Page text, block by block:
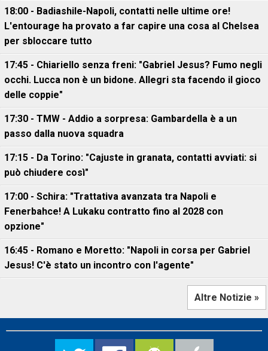
18:00 - Badiashile-Napoli, contatti nelle ultime ore!
L'entourage ha provato a far capire una cosa al Chelsea
per sbloccare tutto
17:45 - Chiariello senza freni: "Gabriel Jesus? Fumo negli
occhi. Lucca non è un bidone. Allegri sta facendo il gioco
delle coppie"
17:30 - TMW - Addio a sorpresa: Gambardella è a un
passo dalla nuova squadra
17:15 - Da Torino: "Cajuste in granata, contatti avviati: si
può chiudere così"
17:00 - Schira: "Trattativa avanzata tra Napoli e
Fenerbahce! A Lukaku contratto fino al 2028 con
opzione"
16:45 - Romano e Moretto: "Napoli in corsa per Gabriel
Jesus! C'è stato un incontro con l'agente"
Altre Notizie »